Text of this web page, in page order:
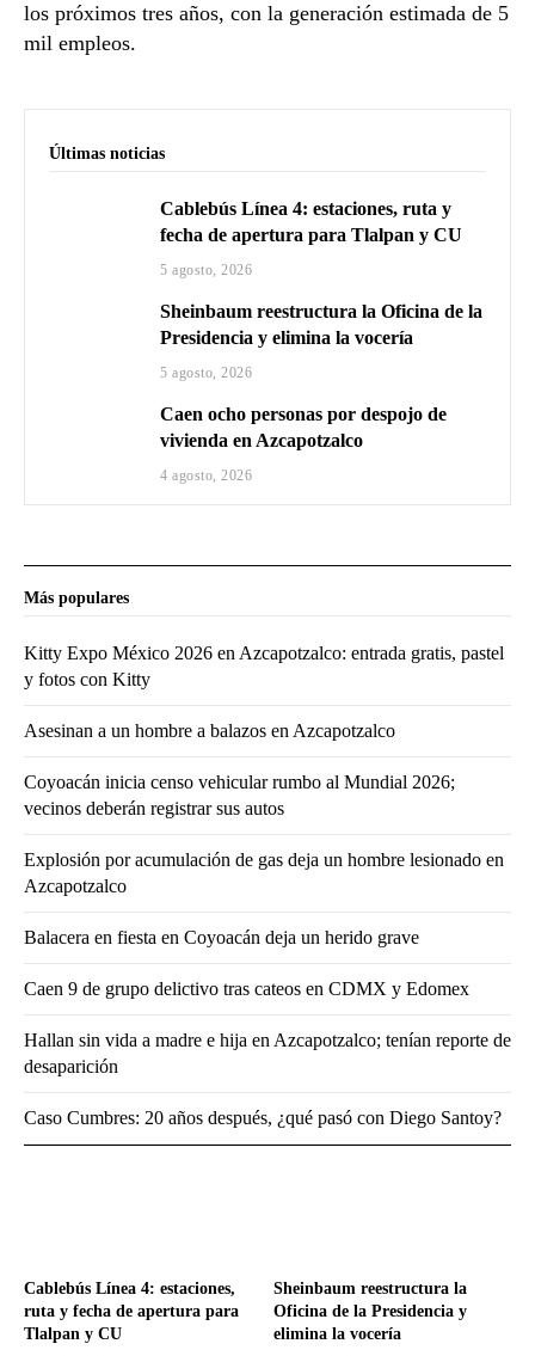
los próximos tres años, con la generación estimada de 5
mil empleos.
Últimas noticias
Cablebús Línea 4: estaciones, ruta y
fecha de apertura para Tlalpan y CU
5 agosto, 2026
Sheinbaum reestructura la Oficina de la
Presidencia y elimina la vocería
5 agosto, 2026
Caen ocho personas por despojo de
vivienda en Azcapotzalco
4 agosto, 2026
Cablebús Línea 4: estaciones,
ruta y fecha de apertura para
Tlalpan y CU
Sheinbaum reestructura la
Oficina de la Presidencia y
elimina la vocería
Más populares
Kitty Expo México 2026 en Azcapotzalco: entrada gratis, pastel
y fotos con Kitty
Asesinan a un hombre a balazos en Azcapotzalco
Coyoacán inicia censo vehicular rumbo al Mundial 2026;
vecinos deberán registrar sus autos
Explosión por acumulación de gas deja un hombre lesionado en
Azcapotzalco
Balacera en fiesta en Coyoacán deja un herido grave
Caen 9 de grupo delictivo tras cateos en CDMX y Edomex
Hallan sin vida a madre e hija en Azcapotzalco; tenían reporte de
desaparición
Caso Cumbres: 20 años después, ¿qué pasó con Diego Santoy?